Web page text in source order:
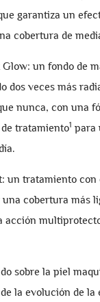
garantiza un
cobertura de
un fondo de
dos veces más
nunca, con una
de tratamiento1 para
un tratamiento con
cobertura más
acción
sobre la piel
la evolución de la